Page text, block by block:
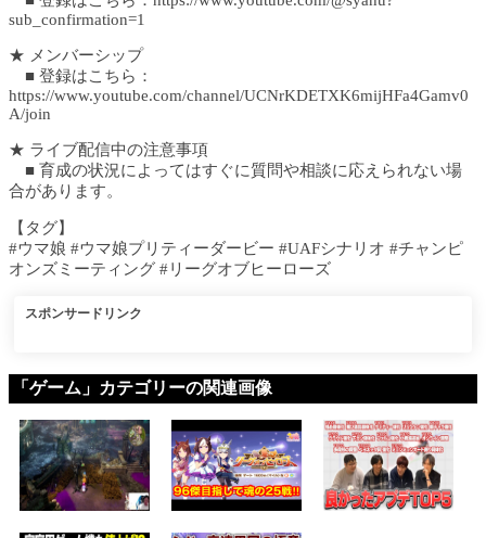
sub_confirmation=1
★ メンバーシップ
■ 登録はこちら：
https://www.youtube.com/channel/UCNrKDETXK6mijHFa4Gamv0
A/join
★ ライブ配信中の注意事項
■ 育成の状況によってはすぐに質問や相談に応えられない場
合があります。
【タグ】
#ウマ娘 #ウマ娘プリティーダービー #UAFシナリオ #チャンピ
オンズミーティング #リーグオブヒーローズ
スポンサードリンク
「ゲーム」カテゴリーの関連画像